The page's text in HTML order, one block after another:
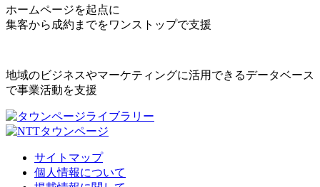
ホームページを起点に
集客から成約までをワンストップで支援
地域のビジネスやマーケティングに活用できるデータベース
で事業活動を支援
サイトマップ
個人情報について